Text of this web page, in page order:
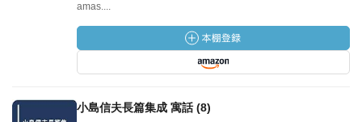
amas....
小島信夫長篇集成 寓話 (8)